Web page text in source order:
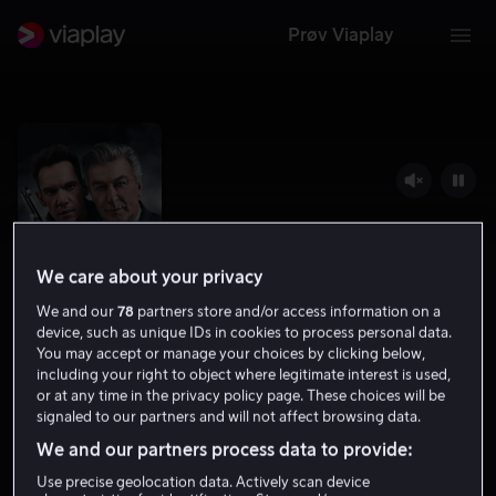
Prøv Viaplay
97 Minutes
HD
We care about your privacy
We and our78 partners store and/or access information on a
device, such as unique IDs in cookies to process personal data.
You may accept or manage your choices by clicking below,
including your right to object where legitimate interest is used,
or at any time in the privacy policy page. These choices will be
signaled to our partners and will not affect browsing data.
We and our partners process data to provide:
Use precise geolocation data. Actively scan device